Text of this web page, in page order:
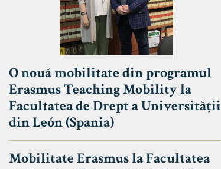
O nouă mobilitate din programul
Erasmus Teaching Mobility la
Facultatea de Drept a Universității
din León (Spania)
Mobilitate Erasmus la Facultatea